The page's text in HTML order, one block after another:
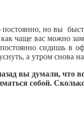
но вы
чаще вас можно
сидишь в
а утром снова
вы думали, что
собой.